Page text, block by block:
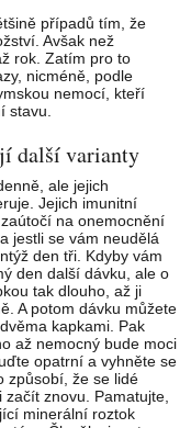
případů tím, že
Avšak než
rok. Zatím pro to
nicméně, podle
nemocí, kteří
stavu.
další varianty
ale jejich
Jejich imunitní
na onemocnění
jestli se vám neudělá
den tři. Kdyby vám
den další dávku, ale o
tak dlouho, až ji
A potom dávku můžete
kapkami. Pak
až nemocný bude moci
opatrní a vyhněte se
způsobí, že se lidé
znovu. Pamatujte,
minerální roztok